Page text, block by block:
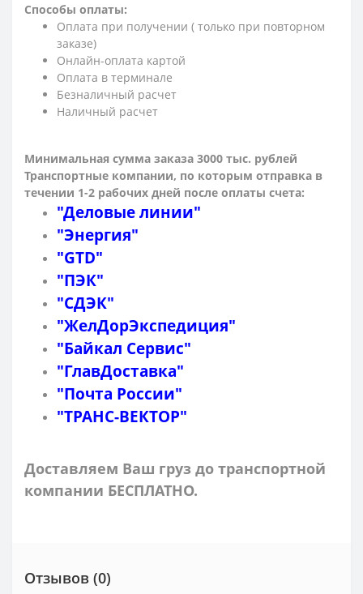
Способы оплаты:
Оплата при получении ( только при повторном
заказе)
Онлайн-оплата картой
Оплата в терминале
Безналичный расчет
Наличный расчет
Минимальная сумма заказа 3000 тыс. рублей
Транспортные компании, по которым отправка в
течении 1-2 рабочих дней после оплаты счета:
"Деловые линии"
"Энергия"
"GTD"
"ПЭК"
"СДЭК"
"ЖелДорЭкспедиция"
"Байкал Сервис"
"ГлавДоставка"
"Почта России"
"ТРАНС-ВЕКТОР"
Доставляем Ваш груз до транспортной
компании БЕСПЛАТНО.
Отзывов (0)